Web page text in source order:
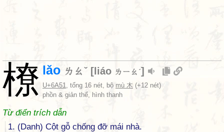
橑 lǎo ㄌㄠˇ [ liáo ㄌㄧㄠˊ]
U+6A51, tổng 16 nét, bộ mù 木 (+12 nét)
phồn & giản thể, hình thanh
Từ điển trích dẫn
1. (Danh) Cột gỗ chống đỡ mái nhà.